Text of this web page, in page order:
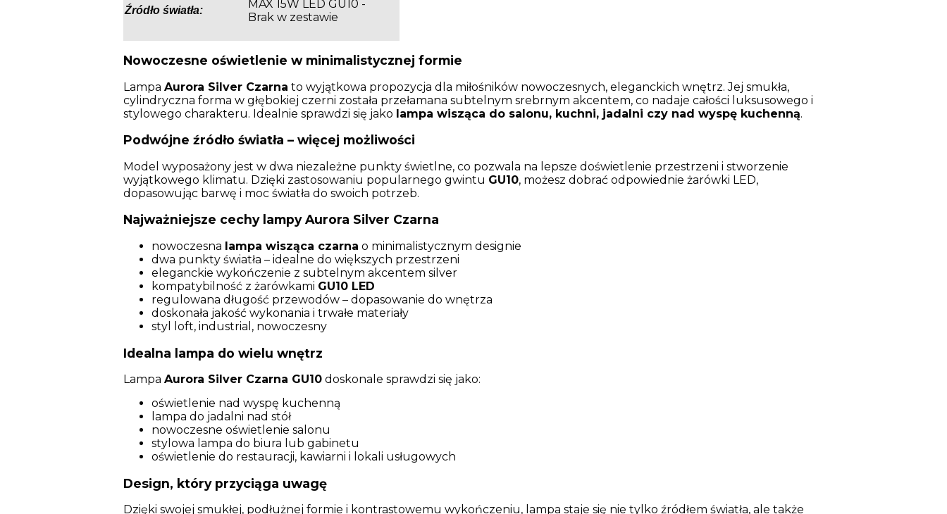
Źródło światła:
MAX 15W LED GU10 -
Brak w zestawie
Nowoczesne oświetlenie w minimalistycznej formie
Lampa Aurora Silver Czarna to wyjątkowa propozycja dla miłośników nowoczesnych, eleganckich wnętrz. Jej smukła,
cylindryczna forma w głębokiej czerni została przełamana subtelnym srebrnym akcentem, co nadaje całości luksusowego i
stylowego charakteru. Idealnie sprawdzi się jako lampa wisząca do salonu, kuchni, jadalni czy nad wyspę kuchenną.
Podwójne źródło światła – więcej możliwości
Model wyposażony jest w dwa niezależne punkty świetlne, co pozwala na lepsze doświetlenie przestrzeni i stworzenie
wyjątkowego klimatu. Dzięki zastosowaniu popularnego gwintu GU10, możesz dobrać odpowiednie żarówki LED,
dopasowując barwę i moc światła do swoich potrzeb.
Najważniejsze cechy lampy Aurora Silver Czarna
nowoczesna lampa wisząca czarna o minimalistycznym designie
dwa punkty światła – idealne do większych przestrzeni
eleganckie wykończenie z subtelnym akcentem silver
kompatybilność z żarówkami GU10 LED
regulowana długość przewodów – dopasowanie do wnętrza
doskonała jakość wykonania i trwałe materiały
styl loft, industrial, nowoczesny
Idealna lampa do wielu wnętrz
Lampa Aurora Silver Czarna GU10doskonale sprawdzi się jako:
oświetlenie nad wyspę kuchenną
lampa do jadalni nad stół
nowoczesne oświetlenie salonu
stylowa lampa do biura lub gabinetu
oświetlenie do restauracji, kawiarni i lokali usługowych
Design, który przyciąga uwagę
Dzięki swojej smukłej, podłużnej formie i kontrastowemu wykończeniu, lampa staje się nie tylko źródłem światła, ale także